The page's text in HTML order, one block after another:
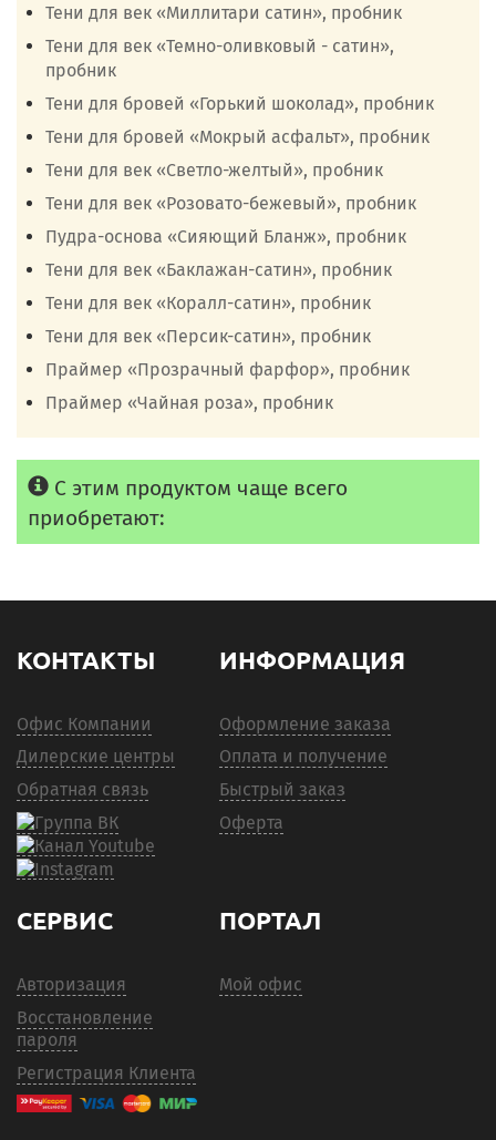
Тени для век «Миллитари сатин», пробник
Тени для век «Темно-оливковый - сатин»,
пробник
Тени для бровей «Горький шоколад», пробник
Тени для бровей «Мокрый асфальт», пробник
Тени для век «Светло-желтый», пробник
Тени для век «Розовато-бежевый», пробник
Пудра-основа «Сияющий Бланж», пробник
Тени для век «Баклажан-сатин», пробник
Тени для век «Коралл-сатин», пробник
Тени для век «Персик-сатин», пробник
Праймер «Прозрачный фарфор», пробник
Праймер «Чайная роза», пробник
С этим продуктом чаще всего
приобретают:
КОНТАКТЫ
Офис Компании
Дилерские центры
Обратная связь
ИНФОРМАЦИЯ
Оформление заказа
Оплата и получение
Быстрый заказ
Оферта
СЕРВИС
Авторизация
Восстановление
пароля
Регистрация Клиента
ПОРТАЛ
Мой офис